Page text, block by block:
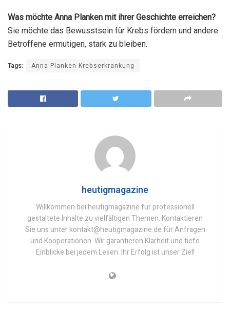
Was möchte Anna Planken mit ihrer Geschichte erreichen?
Sie möchte das Bewusstsein für Krebs fördern und andere
Betroffene ermutigen, stark zu bleiben.
Tags: Anna Planken Krebserkrankung
heutigmagazine
Willkommen bei heutigmagazine für professionell
gestaltete Inhalte zu vielfältigen Themen. Kontaktieren
Sie uns unter kontakt@heutigmagazine.de für Anfragen
und Kooperationen. Wir garantieren Klarheit und tiefe
Einblicke bei jedem Lesen. Ihr Erfolg ist unser Ziel!